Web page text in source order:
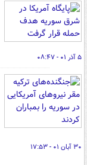
۵ آذر ۰۱ - ۰۸:۴۷
۳۰ آبان ۰۱ - ۱۷:۵۳